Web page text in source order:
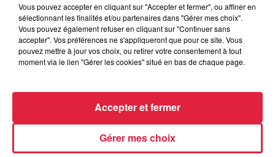
RADIO INFOS
Vous pouvez accepter en cliquant sur "Accepter et fermer", ou affiner en
sélectionnant les finalités et/ou partenaires dans "Gérer mes choix".
Vous pouvez également refuser en cliquant sur "Continuer sans
accepter". Vos préférences ne s'appliqueront que pour ce site. Vous
pouvez mettre à jour vos choix, ou retirer votre consentement à tout
moment via le lien "Gérer les cookies" situé en bas de chaque page.
Gérer mes choix
Accepter et fermer